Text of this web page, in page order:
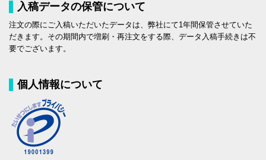
入稿データの保管について
注文の際にご入稿いただいたデータは、弊社にて1年間保管させていた
だきます。その期間内で増刷・再注文をする際、データ入稿手続きは不
要でございます。
個人情報について